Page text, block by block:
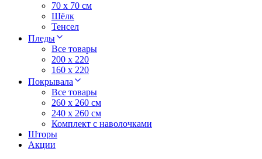
70 x 70 см
Шёлк
Тенсел
Пледы
Все товары
200 х 220
160 х 220
Покрывала
Все товары
260 x 260 см
240 х 260 см
Комплект с наволочками
Шторы
Акции